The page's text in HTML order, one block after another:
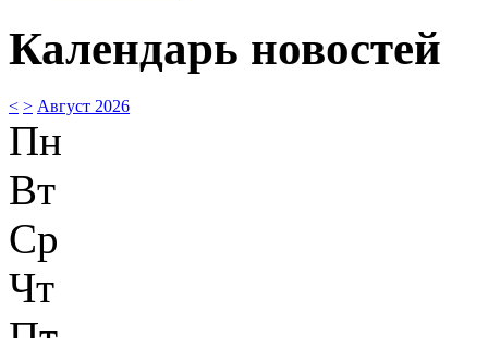
Календарь новостей
< > Август 2026
Пн
Вт
Ср
Чт